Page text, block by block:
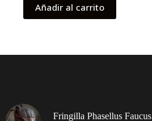
Añadir al carrito
Fringilla Phasellus Faucus